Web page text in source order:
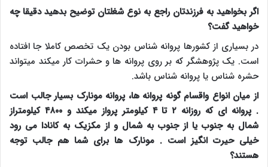
اگر بخواهید به فرزندتان راجع به نوع شغلتان توضیح بدهید دقیقا چه
خواهید گفت؟
در بسیاری از کشورها پروانه شناس بودن یک تخصص کاملا جا افتاده
است. یک پژوهشگر که بر روی پروانه ها و حشرات کار میکند میتواند
حشره شناس یا پروانه شناس باشد.
از میان انواع واقسام گونه پروانه ها، پروانه مونارک بسیار جالب است
. پروانه ای که روزانه ۲ تا ۴ کیلومتر پرواز میکند و ۴۸۰۰ کیلومتراز
شمال به جنوب یا از جنوب به شمال و از مکزیک به کانادا می رود
خیلی حیرت انگیز است . مونارک ها برای شما هم جالب توجه
هستند؟